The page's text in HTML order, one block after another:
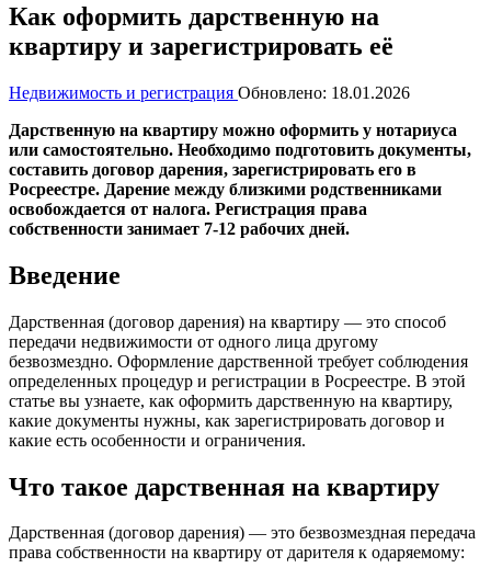
Как оформить дарственную на
квартиру и зарегистрировать её
Недвижимость и регистрация Обновлено: 18.01.2026
Дарственную на квартиру можно оформить у нотариуса
или самостоятельно. Необходимо подготовить документы,
составить договор дарения, зарегистрировать его в
Росреестре. Дарение между близкими родственниками
освобождается от налога. Регистрация права
собственности занимает 7-12 рабочих дней.
Введение
Дарственная (договор дарения) на квартиру — это способ
передачи недвижимости от одного лица другому
безвозмездно. Оформление дарственной требует соблюдения
определенных процедур и регистрации в Росреестре. В этой
статье вы узнаете, как оформить дарственную на квартиру,
какие документы нужны, как зарегистрировать договор и
какие есть особенности и ограничения.
Что такое дарственная на квартиру
Дарственная (договор дарения) — это безвозмездная передача
права собственности на квартиру от дарителя к одаряемому: